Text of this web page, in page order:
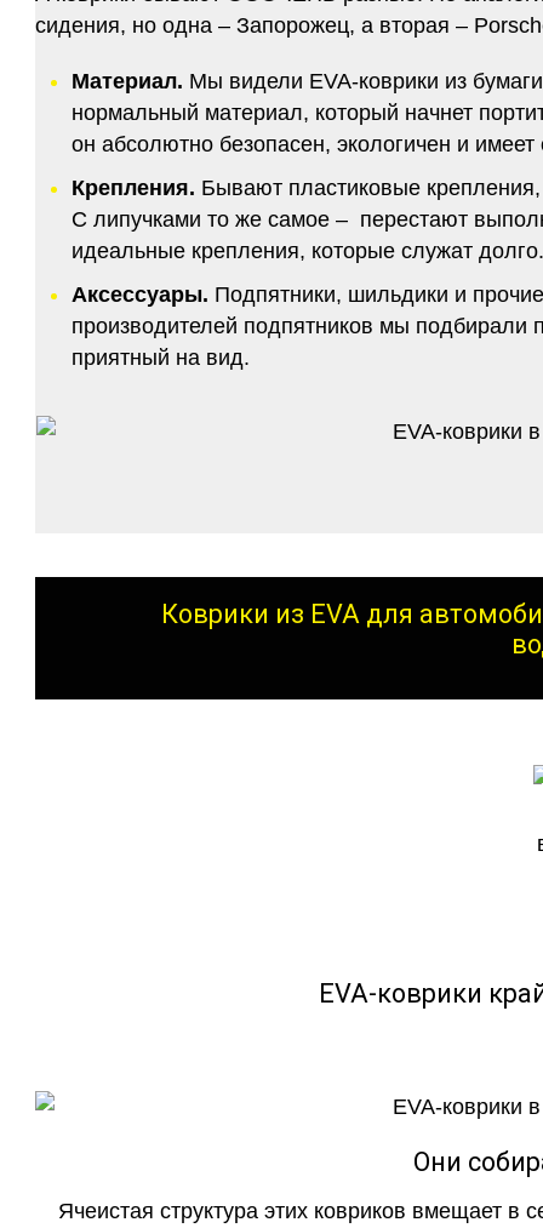
сидения, но одна – Запорожец, а вторая –
Материал. Мы видели EVA-коврики из
нормальный материал, который начнет
он абсолютно безопасен, экологичен и
Крепления. Бывают пластиковые
С липучками то же самое – перестают
идеальные крепления, которые служат
Аксессуары. Подпятники, шильдики и
производителей подпятников мы подбирали
приятный на вид.
Коврики из EVA для
EVA-коврики
Они
Ячеистая структура этих ковриков вмещает в